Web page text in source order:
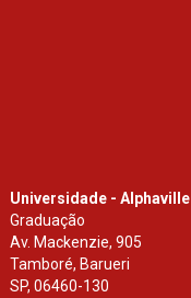
Universidade - Alphaville
Graduação
Av. Mackenzie, 905
Tamboré, Barueri
SP,06460-130